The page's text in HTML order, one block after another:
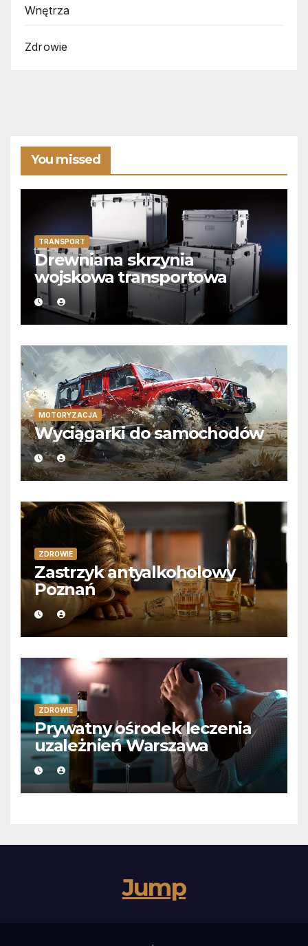
Wnętrza
Zdrowie
You missed
TRANSPORT
Drewniana skrzynia
wojskowa transportowa
MOTORYZACJA
Wyciągarki do samochodów
ZDROWIE
Zastrzyk antyalkoholowy
Poznań
ZDROWIE
Prywatny ośrodek leczenia
uzależnień Warszawa
Jump